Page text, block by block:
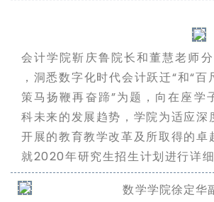
会计学院靳庆鲁院长和董慧老师
，洞悉数字化时代会计跃迁“和“百
策马扬鞭再奋蹄”为题，向在座学
科未来的发展趋势，学院为适应深
开展的教育教学改革及所取得的卓
就2020年研究生招生计划进行详细
数学学院徐定华